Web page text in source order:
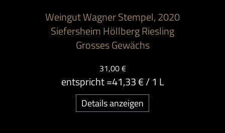
Weingut Wagner Stempel, 2020
Siefersheim Höllberg Riesling
Grosses Gewächs
31,00 €
entspricht =41,33 €/ 1 L
Details anzeigen